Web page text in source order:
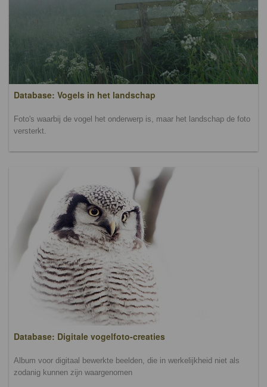
Database: Vogels in het landschap
Foto's waarbij de vogel het onderwerp is, maar het landschap de foto
versterkt.
Database: Digitale vogelfoto-creaties
Album voor digitaal bewerkte beelden, die in werkelijkheid niet als
zodanig kunnen zijn waargenomen